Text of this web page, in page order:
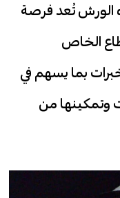
الورش تُعد فرصة
الخاص
بما يسهم في
وتمكينها من